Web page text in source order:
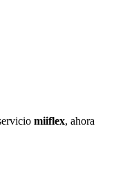
miiflex, ahora